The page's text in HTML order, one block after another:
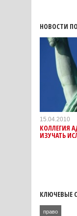
НОВОСТИ
15.04.2010
КОЛЛЕГИЯ
ИЗУЧАТЬ
КЛЮЧЕВЫЕ
право